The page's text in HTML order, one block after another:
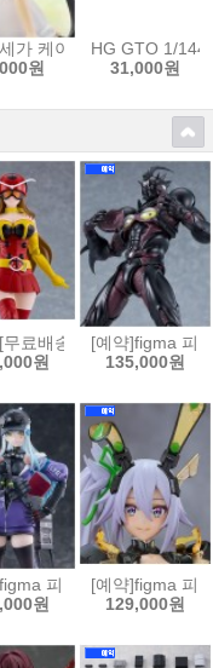
키리 사운드 부스터 장
회전 FIGURIZMα 피규어
가 케이온! 유메미라이즈
원
HG GTO 1/144
31,000원
경해서 - 마지아 베제
인 어비스 열일의 황금
무료배송]figma 피그마 토
원
[예약]figma 피
135,000원
그레챠프
디센던트 - 밸비
피그마 소녀전선2 망
원
[예약]figma 피
129,000원